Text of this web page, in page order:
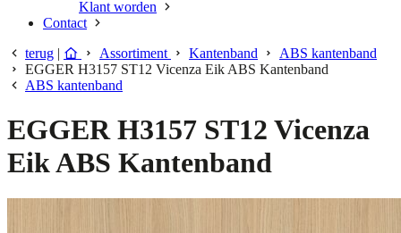
Klant worden
Contact
terug | Assortiment Kantenband
ABS kantenband
EGGER H3157 ST12 Vicenza Eik ABS Kantenband
ABS kantenband
EGGER H3157 ST12 Vicenza
Eik ABS Kantenband